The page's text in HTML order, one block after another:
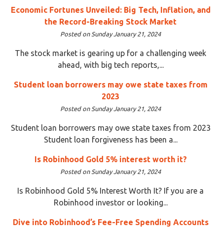
Economic Fortunes Unveiled: Big Tech, Inflation, and
the Record-Breaking Stock Market
Posted on Sunday January 21, 2024
The stock market is gearing up for a challenging week
ahead, with big tech reports,...
Student loan borrowers may owe state taxes from
2023
Posted on Sunday January 21, 2024
Student loan borrowers may owe state taxes from 2023
Student loan forgiveness has been a...
Is Robinhood Gold 5% interest worth it?
Posted on Sunday January 21, 2024
Is Robinhood Gold 5% Interest Worth It? If you are a
Robinhood investor or looking...
Dive into Robinhood’s Fee-Free Spending Accounts